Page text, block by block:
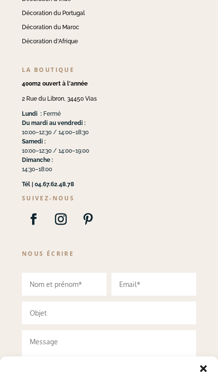
Décoration du Portugal
Décoration du Maroc
Décoration d'Afrique
LA BOUTIQUE
400m2 ouvert à l'année
2 Rue du Libron, 34450 Vias
Lundi :Fermé
Du mardi au vendredi :
10:00–12:30 / 14:00–18:30
Samedi :
10:00–12:30 / 14:00–19:00
Dimanche :
14:30–18:00
Tél | 04.67.62.48.78
SUIVEZ-NOUS
NOUS ÉCRIRE